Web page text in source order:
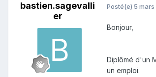
bastien.sagevalli
er
Posté(e) 5 mars
Bonjour,
Diplômé d'un
un emploi.